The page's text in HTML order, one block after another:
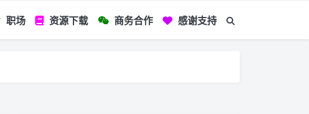
职场 资源下载 商务合作 感谢支持